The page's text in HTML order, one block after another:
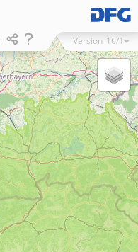
Version 16/1